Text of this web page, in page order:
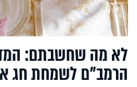
לא מה שחשבתם:
הרמב"ם לשמחת חג